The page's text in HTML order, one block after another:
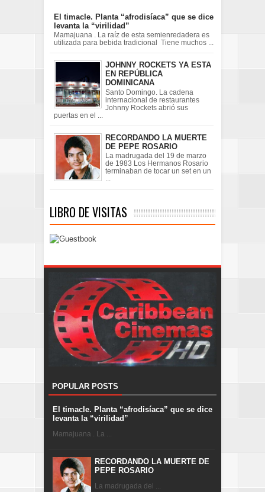
El timacle. Planta “afrodisíaca” que se dice
levanta la “virilidad”
Mamajuana . La raíz de esta semienredadera es
utilizada para bebida tradicional Tiene muchos ...
JOHNNY ROCKETS YA ESTA
EN REPÚBLICA
DOMINICANA
Santo Domingo. La cadena
internacional de restaurantes
Johnny Rockets abrió sus
puertas en el ...
RECORDANDO LA MUERTE
DE PEPE ROSARIO
La madrugada del 19 de marzo
de 1983 Los Hermanos Rosario
terminaban de tocar un set en un
...
LIBRO DE VISITAS
POPULAR POSTS
El timacle. Planta “afrodisíaca” que se dice
levanta la “virilidad”
Mamajuana . La ...
RECORDANDO LA MUERTE DE
PEPE ROSARIO
La madrugada del ...